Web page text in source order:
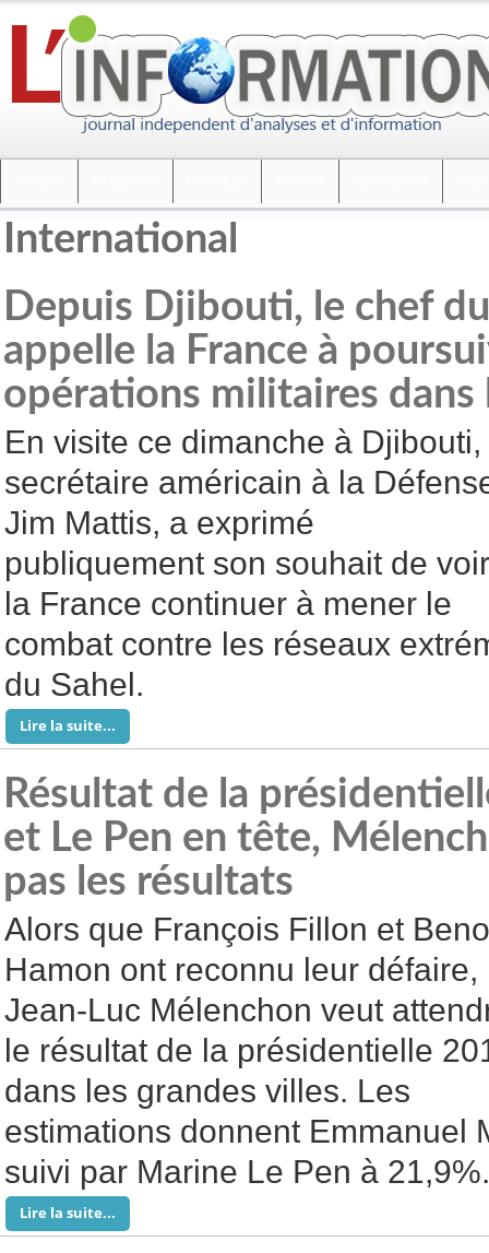
International
Depuis Djibouti, le chef
appelle la France à
opérations militaires dans
En visite ce dimanche à Djibouti,
secrétaire américain à la
Jim Mattis, a exprimé
publiquement son souhait de voir
la France continuer à mener le
combat contre les réseaux
du Sahel.
Lire la suite...
Résultat de la
et Le Pen en tête,
pas les résultats
Alors que François Fillon et
Hamon ont reconnu leur défaire,
Jean-Luc Mélenchon veut
le résultat de la présidentielle
dans les grandes villes. Les
estimations donnent Emmanuel
suivi par Marine Le Pen à 21,9%.
Lire la suite...